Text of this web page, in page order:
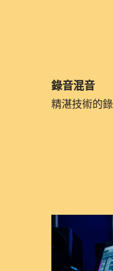
錄音混音
精湛技術的